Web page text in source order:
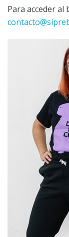
Para acceder al